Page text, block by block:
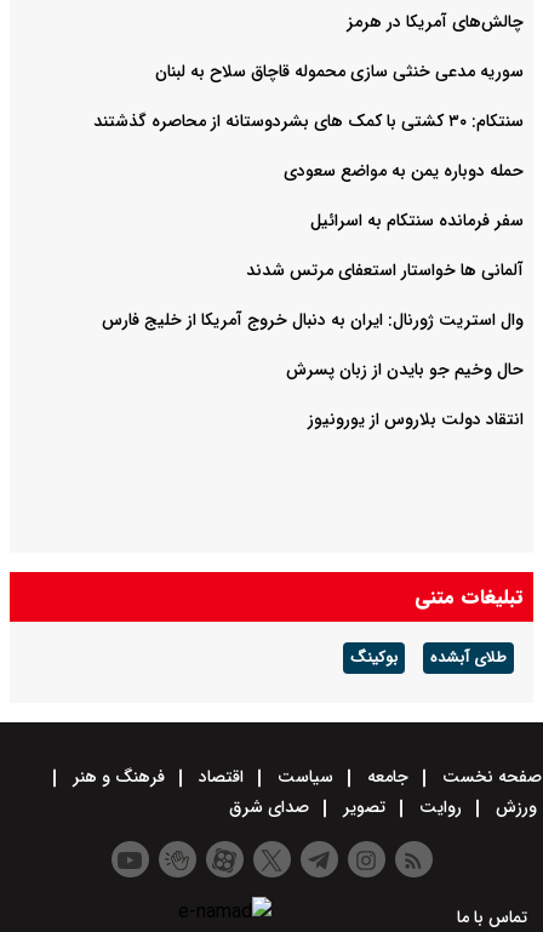
چالش‌های آمریکا در هرمز
سوریه مدعی خنثی سازی محموله قاچاق سلاح به لبنان
سنتکام: ۳۰ کشتی با کمک های بشردوستانه از محاصره گذشتند
حمله دوباره یمن به مواضع سعودی
سفر فرمانده سنتکام به اسرائیل
آلمانی ها خواستار استعفای مرتس شدند
وال استریت ژورنال: ایران به دنبال خروج آمریکا از خلیج فارس
حال وخیم جو بایدن از زبان پسرش
انتقاد دولت بلاروس از یورونیوز
تبلیغات متنی
طلای آبشده بوکینگ
صفحه نخست جامعه سیاست اقتصاد
فرهنگ و هنر
ورزش
روایت تصویر صدای شرق
تماس با ما